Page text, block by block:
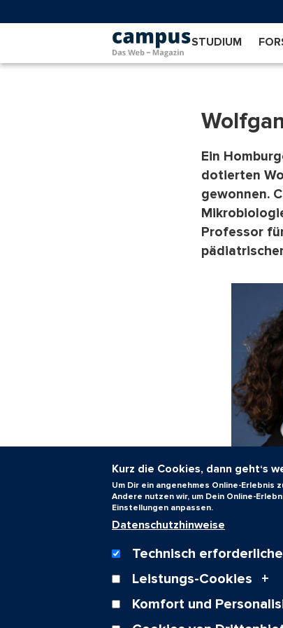
zum
STUDIUM
Ein
dotierten
gewonnen.
Professor
Foto:
Kurz die Cookies, dann geht‘s
Um Dir ein angenehmes Online-
Andere nutzen wir, um Dein Online-
Einstellungen anpassen.
Datenschutzhinweise
Technisch
Leistungs-Cookies
Komfort und